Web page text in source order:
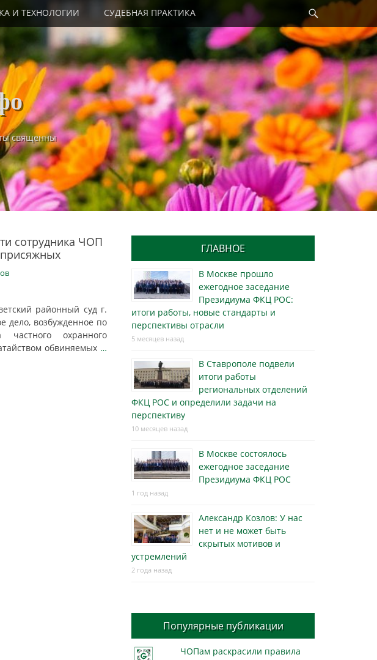
И ТЕХНОЛОГИИ СУДЕБНАЯ ПРАКТИКА
Найти
священны
coтpyдникa ЧOП
пpиcяжныx
районный суд г.
дело, возбужденное по
частного охранного
обвиняемых …
ГЛАВНОЕ
В Москве прошло
ежегодное заседание
Президиума ФКЦ РОС:
итоги работы, новые стандарты и
перспективы отрасли
5 месяцев назад
В Ставрополе подвели
итоги работы
региональных отделений
ФКЦ РОС и определили задачи на
перспективу
10 месяцев назад
В Москве состоялось
ежегодное заседание
Президиума ФКЦ РОС
1 год назад
Александр Козлов: У нас
нет и не может быть
скрытых мотивов и
устремлений
2 года назад
Популярные публикации
ЧОПам раскрасили правила